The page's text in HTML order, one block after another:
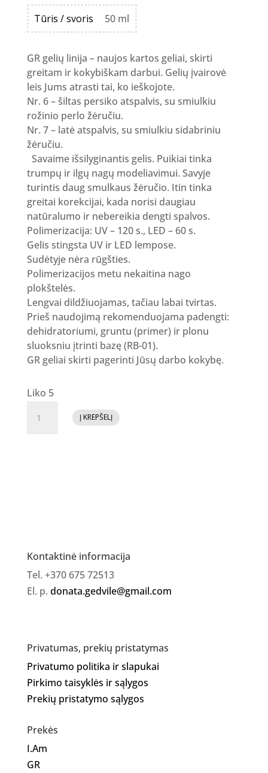
Tūris / svoris 50 ml
GR gelių linija – naujos kartos geliai, skirti
greitam ir kokybiškam darbui. Gelių įvairovė
leis Jums atrasti tai, ko ieškojote.
Nr. 6 – šiltas persiko atspalvis, su smiulkiu
rožinio perlo žėručiu.
Nr. 7 – latė atspalvis, su smiulkiu sidabriniu
žėručiu.
Savaime išsilyginantis gelis. Puikiai tinka
trumpų ir ilgų nagų modeliavimui. Savyje
turintis daug smulkaus žėručio. Itin tinka
greitai korekcijai, kada norisi daugiau
natūralumo ir nebereikia dengti spalvos.
Polimerizacija: UV – 120 s., LED – 60 s.
Gelis stingsta UV ir LED lempose.
Sudėtyje nėra rūgšties.
Polimerizacijos metu nekaitina nago
plokštelės.
Lengvai dildžiuojamas, tačiau labai tvirtas.
Prieš naudojimą rekomenduojama padengti:
dehidratoriumi, gruntu (primer) ir plonu
sluoksniu įtrinti bazę (RB-01).
GR geliai skirti pagerinti Jūsų darbo kokybę.
Liko 5
kiekis:
Į KREPŠELĮ
Kontaktinė informacija
Tel. +370 675 72513
El. p. donata.gedvile@gmail.com
Privatumas, prekių pristatymas
Privatumo politika ir slapukai
Pirkimo taisyklės ir sąlygos
Prekių pristatymo sąlygos
Prekės
I.Am
GR